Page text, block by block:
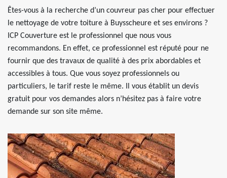
Êtes-vous à la recherche d’un couvreur pas cher pour effectuer
le nettoyage de votre toiture à Buysscheure et ses environs ?
ICP Couverture est le professionnel que nous vous
recommandons. En effet, ce professionnel est réputé pour ne
fournir que des travaux de qualité à des prix abordables et
accessibles à tous. Que vous soyez professionnels ou
particuliers, le tarif reste le même. Il vous établit un devis
gratuit pour vos demandes alors n’hésitez pas à faire votre
demande sur son site même.